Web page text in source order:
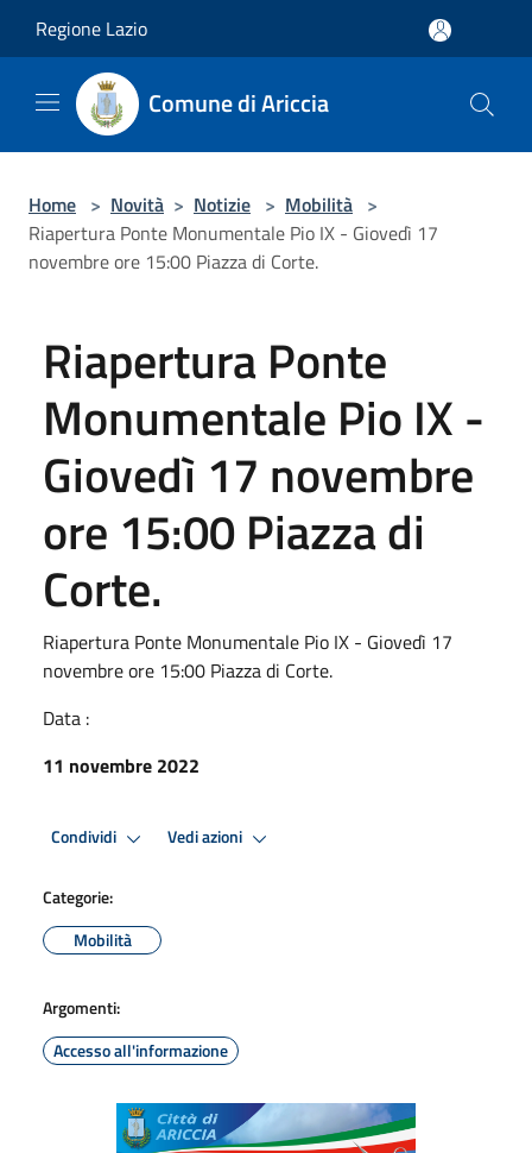
Regione Lazio
Comune di Ariccia
Home > Novità > Notizie > Mobilità >
Riapertura Ponte Monumentale Pio IX - Giovedì 17
novembre ore 15:00 Piazza di Corte.
Riapertura Ponte
Monumentale Pio IX -
Giovedì 17 novembre
ore 15:00 Piazza di
Corte.
Riapertura Ponte Monumentale Pio IX - Giovedì 17
novembre ore 15:00 Piazza di Corte.
Data :
11 novembre 2022
Condividi Vedi azioni
Categorie:
Mobilità
Argomenti:
Accesso all'informazione